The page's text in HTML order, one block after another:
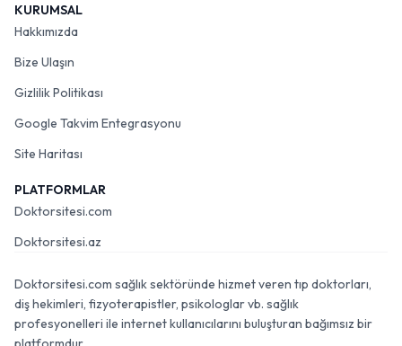
KURUMSAL
Hakkımızda
Bize Ulaşın
Gizlilik Politikası
Google Takvim Entegrasyonu
Site Haritası
PLATFORMLAR
Doktorsitesi.com
Doktorsitesi.az
Doktorsitesi.com sağlık sektöründe hizmet veren tıp doktorları,
diş hekimleri, fizyoterapistler, psikologlar vb. sağlık
profesyonelleri ile internet kullanıcılarını buluşturan bağımsız bir